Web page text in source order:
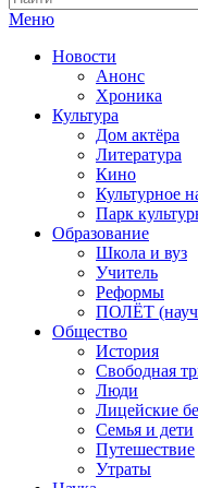
Меню
Новости
Анонс
Хроника
Культура
Дом актёра
Литература
Кино
Культурное
Парк
Образование
Школа и вуз
Учитель
Реформы
ПОЛЁТ
Общество
История
Свободная
Люди
Лицейские
Семья и дети
Путешествие
Утраты